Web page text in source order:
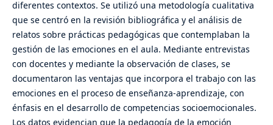
diferentes contextos. Se utilizó una metodología cualitativa
que se centró en la revisión bibliográfica y el análisis de
relatos sobre prácticas pedagógicas que contemplaban la
gestión de las emociones en el aula. Mediante entrevistas
con docentes y mediante la observación de clases, se
documentaron las ventajas que incorpora el trabajo con las
emociones en el proceso de enseñanza-aprendizaje, con
énfasis en el desarrollo de competencias socioemocionales.
Los datos evidencian que la pedagogía de la emoción